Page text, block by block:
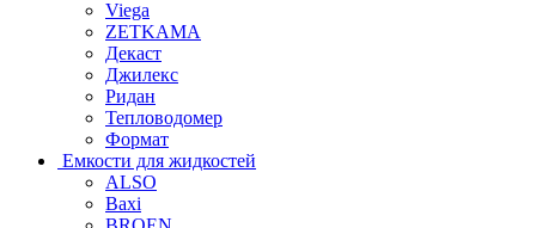
Viega
ZETKAMA
Декаст
Джилекс
Ридан
Тепловодомер
Формат
Емкости для жидкостей
ALSO
Baxi